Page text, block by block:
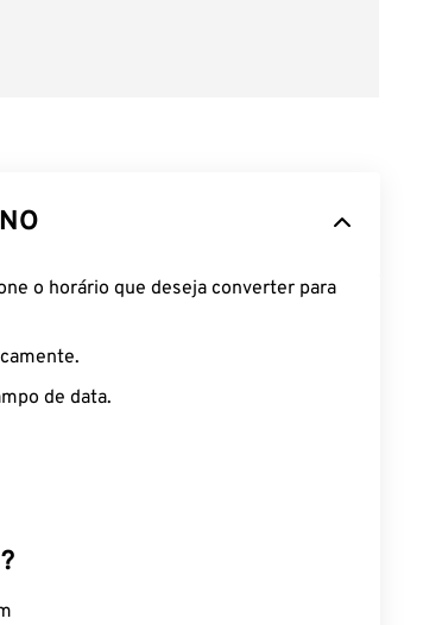
o horário que deseja converter para
de data.